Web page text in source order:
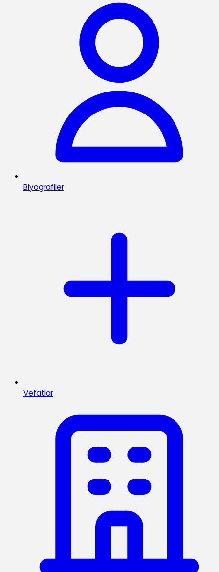
Biyografiler
Vefatlar